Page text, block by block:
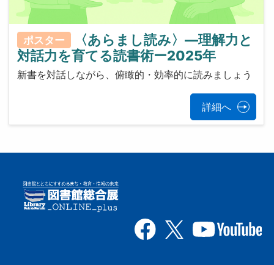
ポスター
〈あらまし読み〉—理解力と
対話力を育てる読書術ー2025年
新書を対話しながら、俯瞰的・効率的に読みましょう
詳細へ